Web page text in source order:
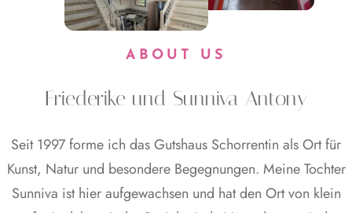
ABOUT US
Friederike und Sunniva Antony
Seit 1997 forme ich das Gutshaus Schorrentin als Ort für
Kunst, Natur und besondere Begegnungen. Meine Tochter
Sunniva ist hier aufgewachsen und hat den Ort von klein